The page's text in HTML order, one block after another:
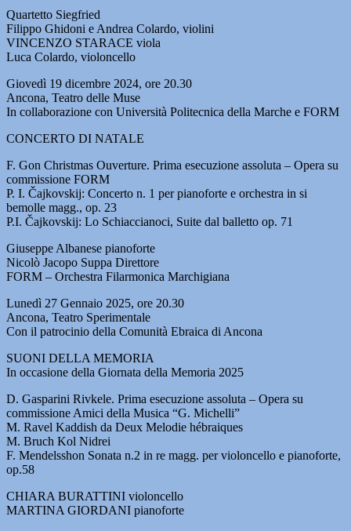
Quartetto Siegfried
Filippo Ghidoni e Andrea Colardo, violini
VINCENZO STARACE viola
Luca Colardo, violoncello
Giovedì 19 dicembre 2024, ore 20.30
Ancona, Teatro delle Muse
In collaborazione con Università Politecnica della Marche e FORM
CONCERTO DI NATALE
F. Gon Christmas Ouverture. Prima esecuzione assoluta – Opera su
commissione FORM
P. I. Čajkovskij: Concerto n. 1 per pianoforte e orchestra in si
bemolle magg., op. 23
P.I. Čajkovskij: Lo Schiaccianoci, Suite dal balletto op. 71
Giuseppe Albanese pianoforte
Nicolò Jacopo Suppa Direttore
FORM – Orchestra Filarmonica Marchigiana
Lunedì 27 Gennaio 2025, ore 20.30
Ancona, Teatro Sperimentale
Con il patrocinio della Comunità Ebraica di Ancona
SUONI DELLA MEMORIA
In occasione della Giornata della Memoria 2025
D. Gasparini Rivkele. Prima esecuzione assoluta – Opera su
commissione Amici della Musica “G. Michelli”
M. Ravel Kaddish da Deux Melodie hébraiques
M. Bruch Kol Nidrei
F. Mendelsshon Sonata n.2 in re magg. per violoncello e pianoforte,
op.58
CHIARA BURATTINI violoncello
MARTINA GIORDANI pianoforte